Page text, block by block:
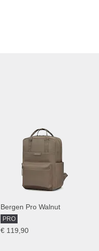
Bergen Pro Walnut
PRO
€ 119,90